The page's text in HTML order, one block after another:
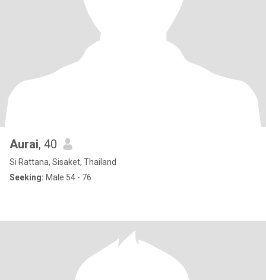
Aurai, 40
Si Rattana, Sisaket, Thailand
Seeking: Male 54 - 76